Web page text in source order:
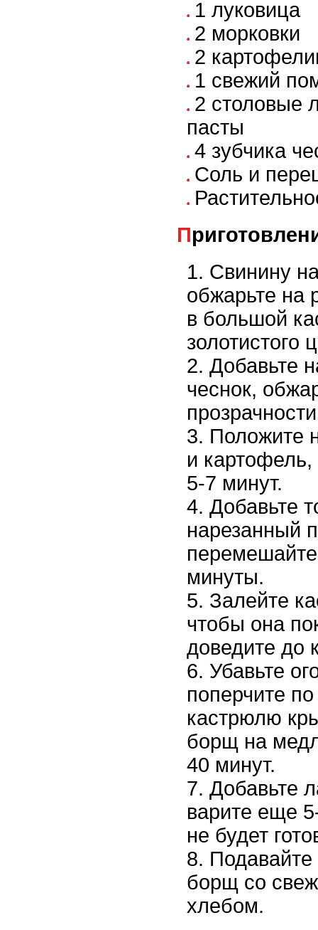
1 луковица
2 морковки
2
1 свежий
2 столовые
пасты
4 зубчика
Соль и
Свинину
обжарьте на
в большой
золотистого
Добавьте
чеснок,
Положите
и картофель,
5-7 минут.
Добавьте
нарезанный
минуты.
Залейте
чтобы она
доведите до
Убавьте
поперчите
кастрюлю
борщ на
40 минут.
Добавьте
варите еще
не будет
Подавайте
борщ со
хлебом.